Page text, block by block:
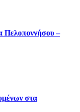
Πελοποννήσου –
στα